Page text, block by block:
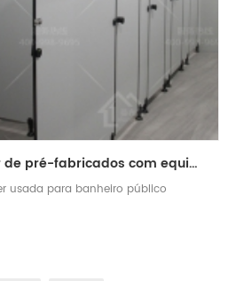
Toalete de contêiner de pré-fabricados com equipado com casa de banho com chuveiro
usada para banheiro público